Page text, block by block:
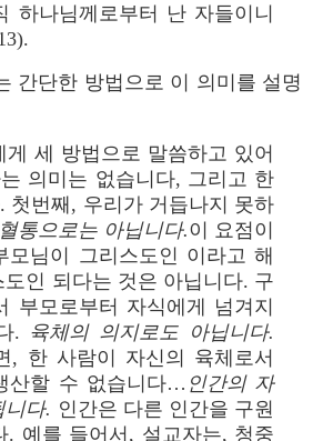
하나님께로부터 난 자들이니
간단한 방법으로 이 의미를 설명
세 방법으로 말씀하고 있어
의미는 없습니다, 그리고 한
첫번째, 우리가 거듭나지 못하
혈통으로는 아닙니다.이 요점이
모님이 그리스도인 이라고 해
인 되다는 것은 아닙니다. 구
부모로부터 자식에게 넘겨지
. 육체의 의지로도 아닙니다.
, 한 사람이 자신의 육체로서
산할 수 없습니다… 인간의 자
다. 인간은 다른 인간을 구원
. 예를 들어서, 설교자는, 청중